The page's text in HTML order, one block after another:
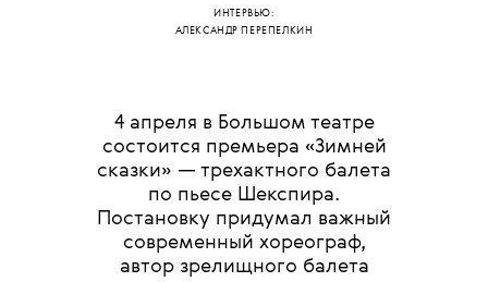
ИНТЕРВЬЮ:
АЛЕКСАНДР ПЕРЕПЕЛКИН
4 апреля в Большом театре
состоится премьера «Зимней
сказки» — трехактного балета
по пьесе Шекспира.
Постановку придумал важный
современный хореограф,
автор зрелищного балета